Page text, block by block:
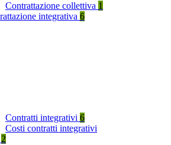
Contrattazione collettiva 1
integrativa 6
Contratti integrativi 6
Costi contratti integrativi
2